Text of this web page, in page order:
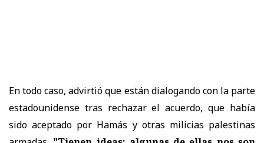
En todo caso, advirtió que están dialogando con la parte
estadounidense tras rechazar el acuerdo, que había
sido aceptado por Hamás y otras milicias palestinas